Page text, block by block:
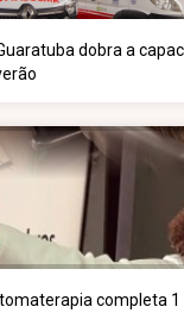
dobra a
completa 1